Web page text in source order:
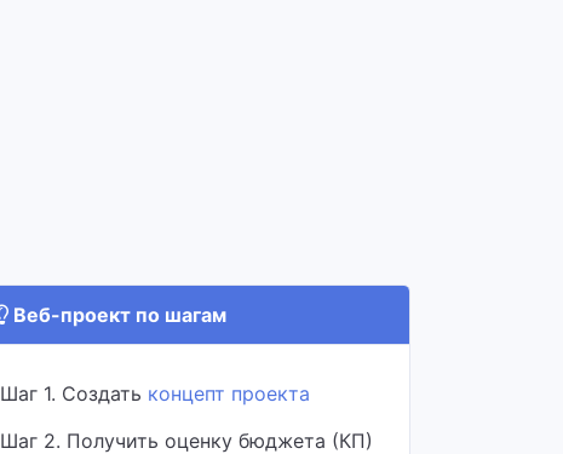
Веб-проект по шагам
Шаг 1. Создать концепт проекта
Шаг 2. Получить оценку бюджета (КП)